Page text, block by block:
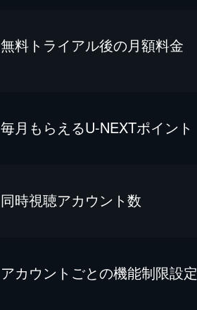
無料トライアル後の⽉額料金
毎⽉もらえるU-NEXTポイント
同時視聴アカウント数
アカウントごとの機能制限設定